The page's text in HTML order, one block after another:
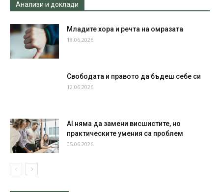
Анализи и доклади
Младите хора и речта на омразата
18.06.2026
Свободата и правото да бъдеш себе си
12.06.2026
AI няма да замени висшистите, но
практическите умения са проблем
05.06.2026